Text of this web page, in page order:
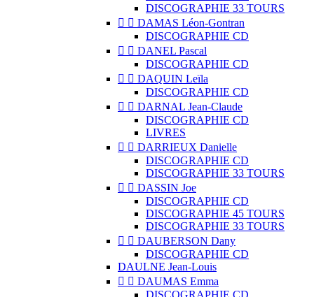
DISCOGRAPHIE 33 TOURS
  DAMAS Léon-Gontran
DISCOGRAPHIE CD
  DANEL Pascal
DISCOGRAPHIE CD
  DAQUIN Leïla
DISCOGRAPHIE CD
  DARNAL Jean-Claude
DISCOGRAPHIE CD
LIVRES
  DARRIEUX Danielle
DISCOGRAPHIE CD
DISCOGRAPHIE 33 TOURS
  DASSIN Joe
DISCOGRAPHIE CD
DISCOGRAPHIE 45 TOURS
DISCOGRAPHIE 33 TOURS
  DAUBERSON Dany
DISCOGRAPHIE CD
DAULNE Jean-Louis
  DAUMAS Emma
DISCOGRAPHIE CD